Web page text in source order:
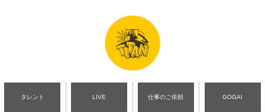
タレント LIVE 仕事のご依頼 GOGAI